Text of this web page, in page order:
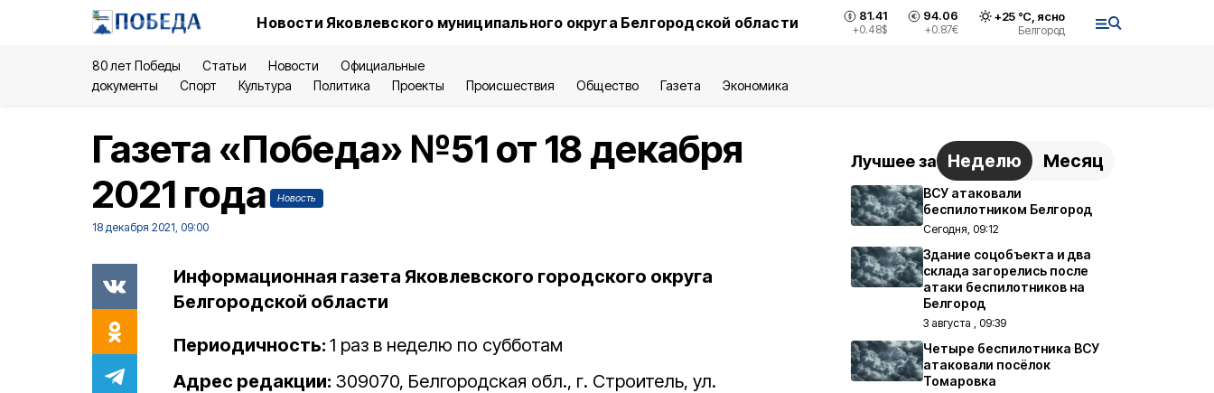
Новости Яковлевского муниципального округа Белгородской области 81.41
+0.48$
94.06
+0.87€
+25°С, ясно
Белгород
80 лет Победы Статьи Новости
Официальные
документы
Спорт Культура Политика Проекты Происшествия Общество Газета Экономика
Газета «Победа» №51 от 18 декабря
2021 года
Новость
18 декабря 2021, 09:00
Информационная газета Яковлевского городского округа
Белгородской области
Периодичность: 1 раз в неделю по субботам
Адрес редакции: 309070, Белгородская обл., г. Строитель, ул.
Лучшее за Неделю Месяц
ВСУ атаковали
беспилотником Белгород
Сегодня, 09:12
Здание соцобъекта и два
склада загорелись после
атаки беспилотников на
Белгород
3 августа , 09:39
Четыре беспилотника ВСУ
атаковали посёлок
Томаровка